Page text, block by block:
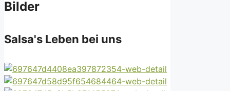
Bilder
Salsa's Leben bei uns